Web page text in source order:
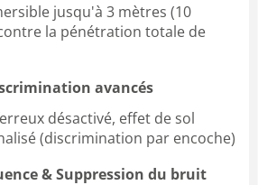
jusqu'à 3 mètres (10
la pénétration totale de
avancés
désactivé, effet de sol
(discrimination par encoche)
& Suppression du bruit